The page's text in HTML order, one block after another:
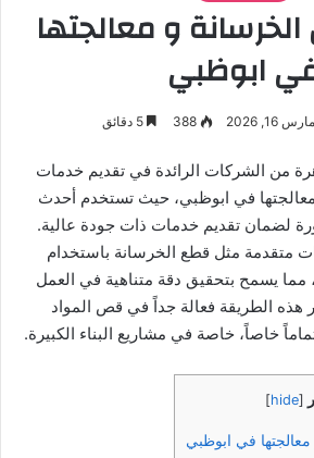
و معالجتها
ابوظبي
مارس 16, 2026 388
من الشركات الرائدة في تقديم خدمات
في ابوظبي، حيث تستخدم أحدث
لضمان تقديم خدمات ذات جودة عالية.
متقدمة مثل قطع الخرسانة باستخدام
مما يسمح بتحقيق دقة متناهية في العمل
هذه الطريقة فعالة جداً في قص المواد
خاصاً، خاصة في مشاريع البناء الكبيرة.
[
hide
]
في ابوظبي